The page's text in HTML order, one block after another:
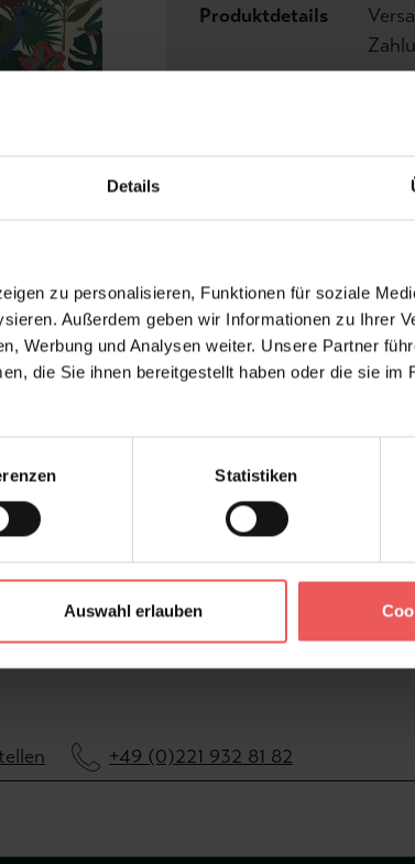
Details
zu personalisieren, Funktionen für soziale
Außerdem geben wir Informationen zu Ihrer
Werbung und Analysen weiter. Unsere Partner
die Sie ihnen bereitgestellt haben oder die sie im
Statistiken
Auswahl erlauben
Produktdetails
Breite:
Rapport:
0,61 m
Hersteller:
Wear
Design:
Blumen,
Vögel
Farbton:
Kollektion:
WEAR
FAQ
+49 (0)221 932 81 82